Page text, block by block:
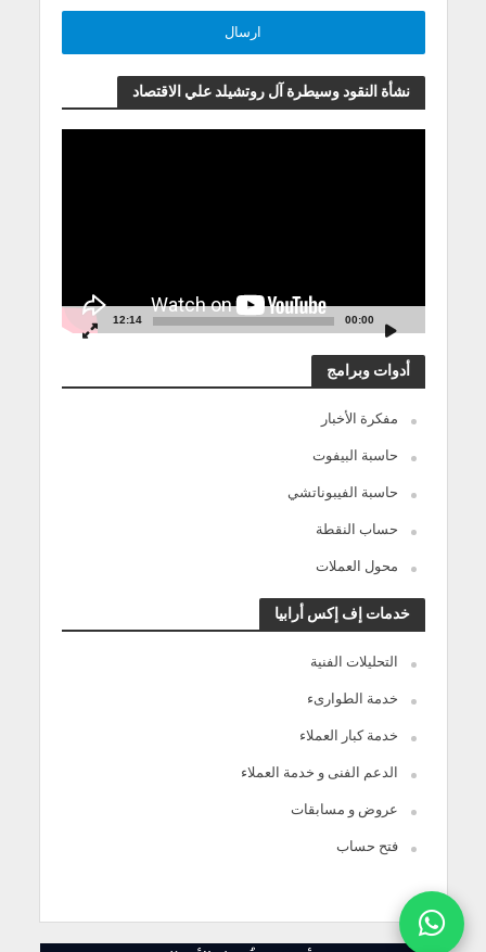
نشأة النقود وسيطرة آل روتشيلد علي الاقتصاد
00:00
12:14
أدوات وبرامج
مفكرة الأخبار
حاسبة البيفوت
حاسبة الفيبوناتشي
حساب النقطة
محول العملات
خدمات إف إكس أرابيا
التحليلات الفنية
خدمة الطوارىء
خدمة كبار العملاء
الدعم الفنى و خدمة العملاء
عروض و مسابقات
فتح حساب